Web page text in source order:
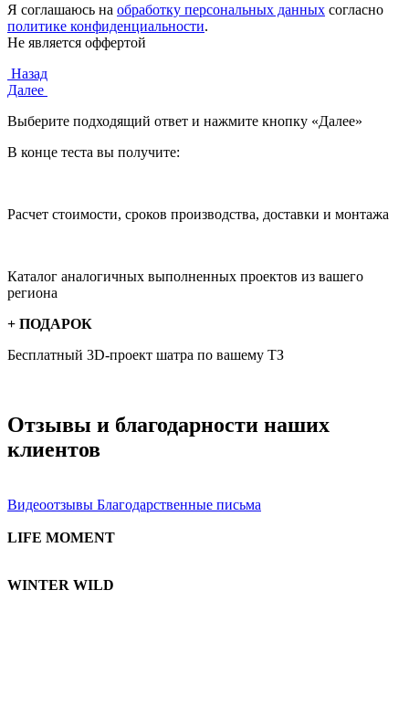
Я соглашаюсь на обработку персональных данных согласно
политике конфиденциальности.
Не является оффертой
Назад
Далее
Выберите подходящий ответ и нажмите кнопку «Далее»
В конце теста вы получите:
Расчет стоимости, сроков производства, доставки и монтажа
Каталог аналогичных выполненных проектов из вашего
региона
+ ПОДАРОК
Бесплатный 3D-проект шатра по вашему ТЗ
Отзывы и благодарности наших
клиентов
Видеоотзывы Благодарственные письма
LIFE MOMENT
WINTER WILD